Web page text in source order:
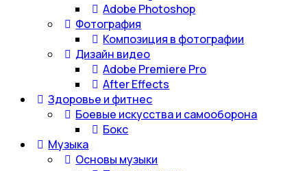
Adobe Photoshop
Фотография
Композиция в фотографии
Дизайн видео
Adobe Premiere Pro
After Effects
Здоровье и фитнес
Боевые искусства и самооборона
Бокс
Музыка
Основы музыки